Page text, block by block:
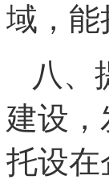
域，能
八、
建设
托设在